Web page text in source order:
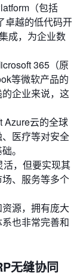
（包括
卓越的低代码开
成，为企业数
365（原
等微软产品的
企业来说，这
Azure云的全球
医疗等对安全
。
活，但要实现其
、服务等多个
源，拥有庞大
也非常完善和
无缝协同